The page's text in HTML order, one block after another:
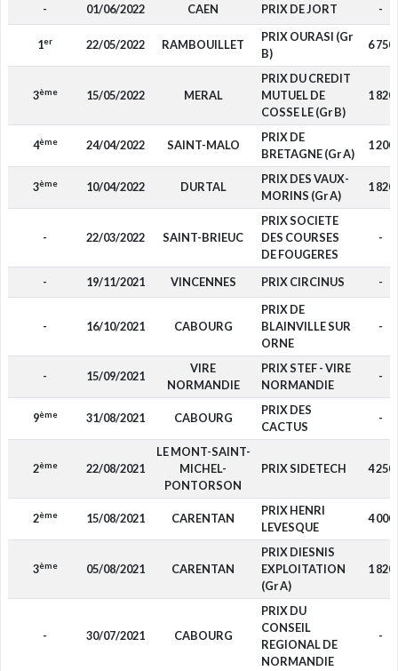
- 01/06/2022 CAEN PRIX DE JORT -
1er 22/05/2022 RAMBOUILLET
PRIX OURASI (Gr
B)
6 750
3ème 15/05/2022 MERAL
PRIX DU CREDIT
MUTUEL DE
COSSE LE (Gr B)
1 820
4ème 24/04/2022 SAINT-MALO
PRIX DE
BRETAGNE (Gr A)
1 200
3ème 10/04/2022 DURTAL
PRIX DES VAUX-
MORINS (Gr A)
1 820
- 22/03/2022 SAINT-BRIEUC
PRIX SOCIETE
DES COURSES
DE FOUGERES
-
- 19/11/2021 VINCENNES PRIX CIRCINUS -
- 16/10/2021 CABOURG
PRIX DE
BLAINVILLE SUR
ORNE
-
- 15/09/2021
VIRE
NORMANDIE
PRIX STEF - VIRE
NORMANDIE
-
9ème 31/08/2021 CABOURG
PRIX DES
CACTUS
-
2ème 22/08/2021
LE MONT-SAINT-
MICHEL-
PONTORSON
PRIX SIDETECH 4 250
2ème 15/08/2021 CARENTAN
PRIX HENRI
LEVESQUE
4 000
3ème 05/08/2021 CARENTAN
PRIX DIESNIS
EXPLOITATION
(Gr A)
1 820
- 30/07/2021 CABOURG
PRIX DU
CONSEIL
REGIONAL DE
NORMANDIE
-